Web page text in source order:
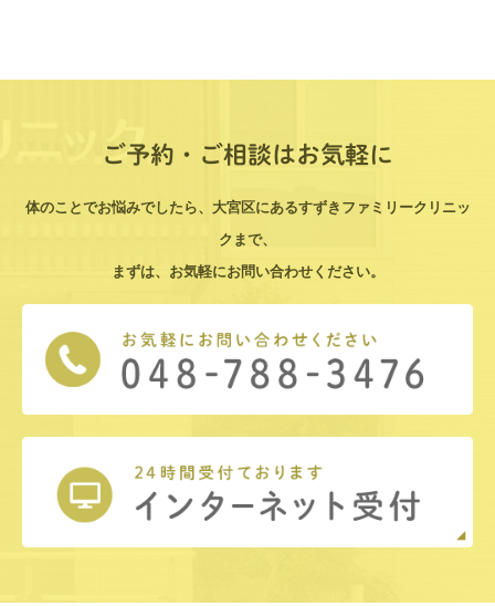
ご予約・ご相談はお気軽に
体のことでお悩みでしたら、大宮区にあるすずきファミリークリニッ
クまで、
まずは、お気軽にお問い合わせください。